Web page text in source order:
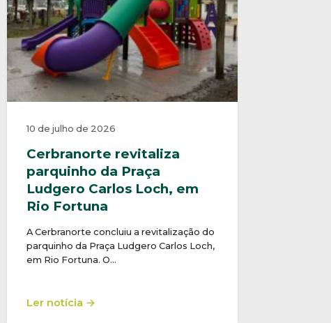
10 de julho de 2026
Cerbranorte revitaliza
parquinho da Praça
Ludgero Carlos Loch, em
Rio Fortuna
A Cerbranorte concluiu a revitalização do
parquinho da Praça Ludgero Carlos Loch,
em Rio Fortuna. O…
Ler notícia →